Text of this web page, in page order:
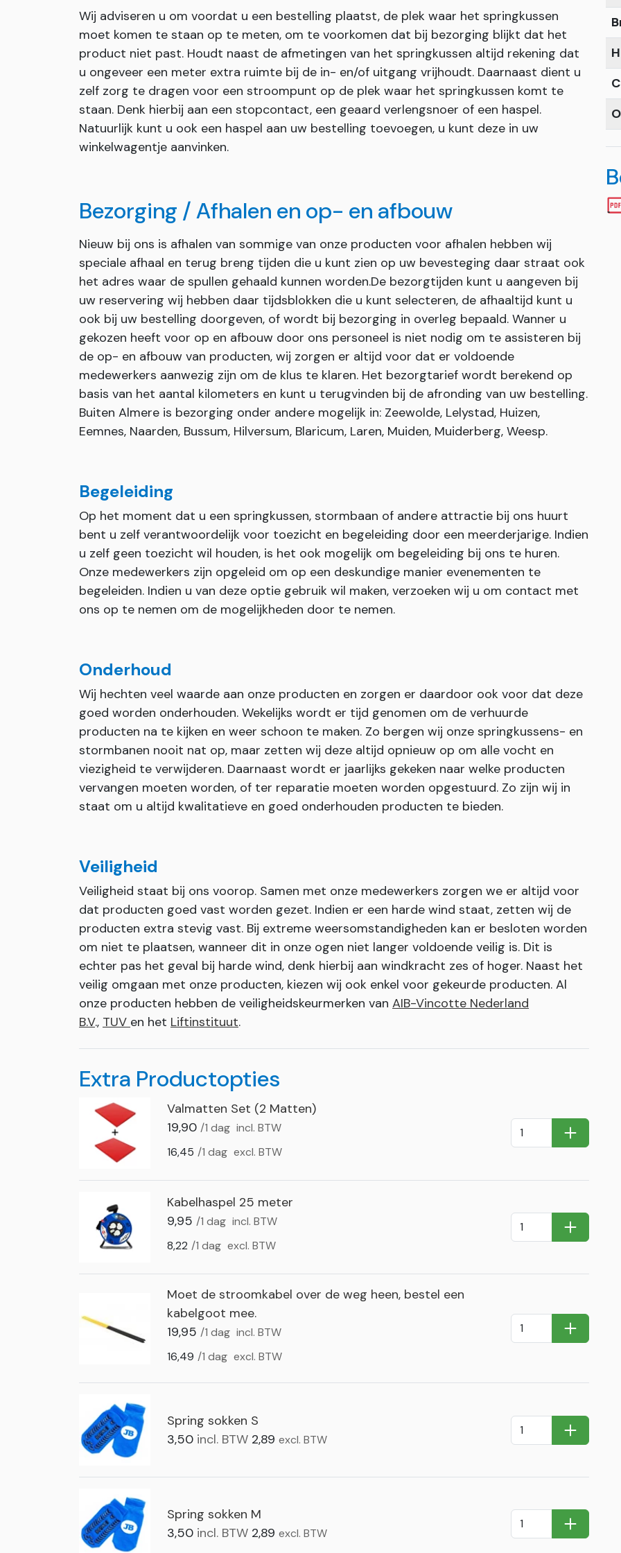
Wij adviseren u om voordat u een bestelling plaatst, de plek waar het springkussen
moet komen te staan op te meten, om te voorkomen dat bij bezorging blijkt dat het
product niet past. Houdt naast de afmetingen van het springkussen altijd rekening dat
u ongeveer een meter extra ruimte bij de in- en/of uitgang vrijhoudt. Daarnaast dient u
zelf zorg te dragen voor een stroompunt op de plek waar het springkussen komt te
staan. Denk hierbij aan een stopcontact, een geaard verlengsnoer of een haspel.
Natuurlijk kunt u ook een haspel aan uw bestelling toevoegen, u kunt deze in uw
winkelwagentje aanvinken.
Bezorging / Afhalen en op- en afbouw
Nieuw bij ons is afhalen van sommige van onze producten voor afhalen hebben wij
speciale afhaal en terug breng tijden die u kunt zien op uw bevesteging daar straat ook
het adres waar de spullen gehaald kunnen worden.De bezorgtijden kunt u aangeven bij
uw reservering wij hebben daar tijdsblokken die u kunt selecteren, de afhaaltijd kunt u
ook bij uw bestelling doorgeven, of wordt bij bezorging in overleg bepaald. Wanner u
gekozen heeft voor op en afbouw door ons personeel is niet nodig om te assisteren bij
de op- en afbouw van producten, wij zorgen er altijd voor dat er voldoende
medewerkers aanwezig zijn om de klus te klaren. Het bezorgtarief wordt berekend op
basis van het aantal kilometers en kunt u terugvinden bij de afronding van uw bestelling.
Buiten Almere is bezorging onder andere mogelijk in: Zeewolde, Lelystad, Huizen,
Eemnes, Naarden, Bussum, Hilversum, Blaricum, Laren, Muiden, Muiderberg, Weesp.
Begeleiding
Op het moment dat u een springkussen, stormbaan of andere attractie bij ons huurt
bent u zelf verantwoordelijk voor toezicht en begeleiding door een meerderjarige. Indien
u zelf geen toezicht wil houden, is het ook mogelijk om begeleiding bij ons te huren.
Onze medewerkers zijn opgeleid om op een deskundige manier evenementen te
begeleiden. Indien u van deze optie gebruik wil maken, verzoeken wij u om contact met
ons op te nemen om de mogelijkheden door te nemen.
Onderhoud
Wij hechten veel waarde aan onze producten en zorgen er daardoor ook voor dat deze
goed worden onderhouden. Wekelijks wordt er tijd genomen om de verhuurde
producten na te kijken en weer schoon te maken. Zo bergen wij onze springkussens- en
stormbanen nooit nat op, maar zetten wij deze altijd opnieuw op om alle vocht en
viezigheid te verwijderen. Daarnaast wordt er jaarlijks gekeken naar welke producten
vervangen moeten worden, of ter reparatie moeten worden opgestuurd. Zo zijn wij in
staat om u altijd kwalitatieve en goed onderhouden producten te bieden.
Veiligheid
Veiligheid staat bij ons voorop. Samen met onze medewerkers zorgen we er altijd voor
dat producten goed vast worden gezet. Indien er een harde wind staat, zetten wij de
producten extra stevig vast. Bij extreme weersomstandigheden kan er besloten worden
om niet te plaatsen, wanneer dit in onze ogen niet langer voldoende veilig is. Dit is
echter pas het geval bij harde wind, denk hierbij aan windkracht zes of hoger. Naast het
veilig omgaan met onze producten, kiezen wij ook enkel voor gekeurde producten. Al
onze producten hebben de veiligheidskeurmerken van AIB-Vincotte Nederland
B.V., TUV en het Liftinstituut.
Extra Productopties
Valmatten Set (2 Matten)
19,90 /1 dag incl. BTW
16,45 /1 dag excl. BTW
In
Kabelhaspel 25 meter
9,95 /1 dag incl. BTW
8,22 /1 dag excl. BTW
In
Moet de stroomkabel over de weg heen, bestel een
kabelgoot mee.
19,95 /1 dag incl. BTW
16,49 /1 dag excl. BTW
In
Spring sokken S
3,50 incl. BTW 2,89 excl. BTW In
Spring sokken M
3,50 incl. BTW 2,89 excl. BTW In